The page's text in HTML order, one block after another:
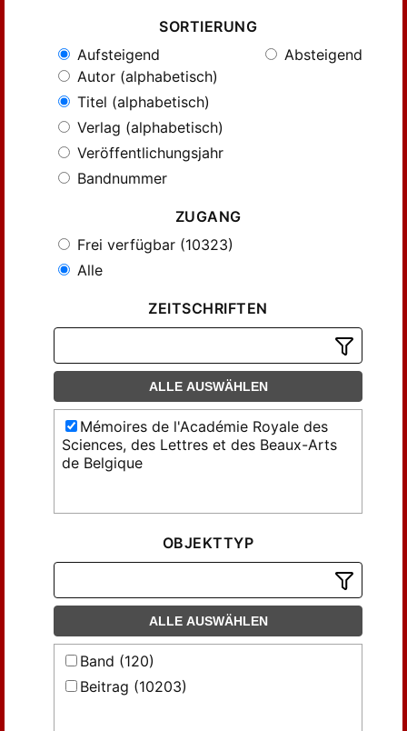
SORTIERUNG
Aufsteigend
Absteigend
Autor (alphabetisch)
Titel (alphabetisch)
Verlag (alphabetisch)
Veröffentlichungsjahr
Bandnummer
ZUGANG
Frei verfügbar (10323)
Alle
ZEITSCHRIFTEN
ALLE AUSWÄHLEN
Mémoires de l'Académie Royale des
Sciences, des Lettres et des Beaux-Arts
de Belgique
OBJEKTTYP
ALLE AUSWÄHLEN
Band (120)
Beitrag (10203)